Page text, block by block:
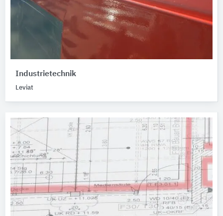
Industrietechnik
Leviat